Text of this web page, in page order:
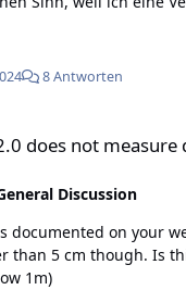
8 Antworten
does not
Discussion
Claudio Technical specifications: Distance
1m)